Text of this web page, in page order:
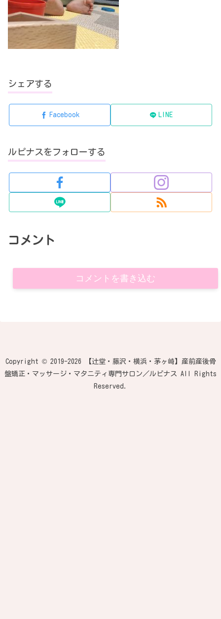
シェアする
Facebook LINE
ルピナスをフォローする
コメント
コメントを書き込む
Copyright © 2019-2026 【辻堂・藤沢・横浜・茅ヶ崎】産前産後骨
盤矯正・マッサージ・マタニティ専門サロン／ルピナス All Rights
Reserved.